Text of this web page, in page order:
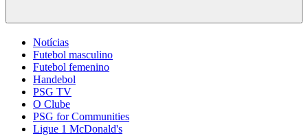
Notícias
Futebol masculino
Futebol femenino
Handebol
PSG TV
O Clube
PSG for Communities
Ligue 1 McDonald's